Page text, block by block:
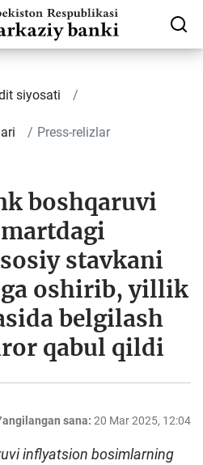
siyosati
Press-relizlar
boshqaruvi
stavkani
oshirib, yillik
belgilash
qabul qildi
sana: 20 Mar 2025, 12:04
inflyatsion bosimlarning